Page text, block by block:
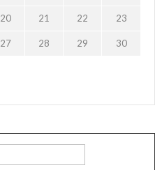
20 21 22 23
27 28 29 30